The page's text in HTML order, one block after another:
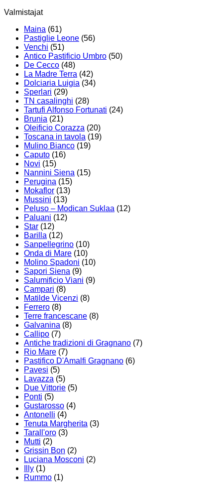
Valmistajat
Maina (61)
Pastiglie Leone (56)
Venchi (51)
Antico Pastificio Umbro (50)
De Cecco (48)
La Madre Terra (42)
Dolciaria Luigia (34)
Sperlari (29)
TN casalinghi (28)
Tartufi Alfonso Fortunati (24)
Brunia (21)
Oleificio Corazza (20)
Toscana in tavola (19)
Mulino Bianco (19)
Caputo (16)
Novi (15)
Nannini Siena (15)
Perugina (15)
Mokaflor (13)
Mussini (13)
Peluso – Modican Suklaa (12)
Paluani (12)
Star (12)
Barilla (12)
Sanpellegrino (10)
Onda di Mare (10)
Molino Spadoni (10)
Sapori Siena (9)
Salumificio Viani (9)
Campari (8)
Matilde Vicenzi (8)
Ferrero (8)
Terre francescane (8)
Galvanina (8)
Callipo (7)
Antiche tradizioni di Gragnano (7)
Rio Mare (7)
Pastifico D'Amalfi Gragnano (6)
Pavesi (5)
Lavazza (5)
Due Vittorie (5)
Ponti (5)
Gustarosso (4)
Antonelli (4)
Tenuta Margherita (3)
Tarall'oro (3)
Mutti (2)
Grissin Bon (2)
Luciana Mosconi (2)
Illy (1)
Rummo (1)